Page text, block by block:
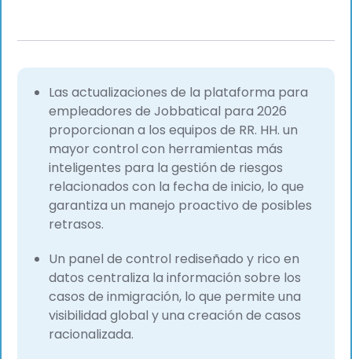
Las actualizaciones de la plataforma para
empleadores de Jobbatical para 2026
proporcionan a los equipos de RR. HH. un
mayor control con herramientas más
inteligentes para la gestión de riesgos
relacionados con la fecha de inicio, lo que
garantiza un manejo proactivo de posibles
retrasos.
Un panel de control rediseñado y rico en
datos centraliza la información sobre los
casos de inmigración, lo que permite una
visibilidad global y una creación de casos
racionalizada.